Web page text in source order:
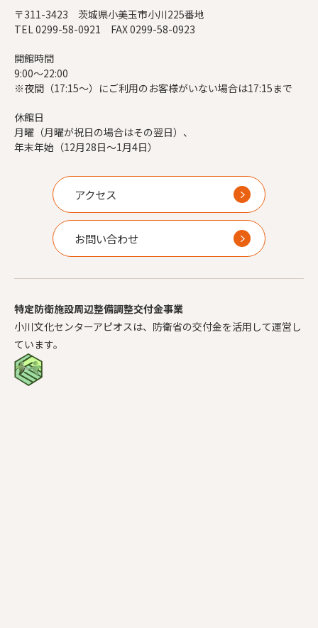
〒311-3423 茨城県小美玉市小川225番地
TEL 0299-58-0921 FAX 0299-58-0923
開館時間
9:00～22:00
※夜間（17:15～）にご利用のお客様がいない場合は17:15まで
休館日
月曜（月曜が祝日の場合はその翌日）、
年末年始（12月28日～1月4日）
アクセス
お問い合わせ
特定防衛施設周辺整備調整交付金事業
小川文化センターアピオスは、防衛省の交付金を活用して運営し
ています。